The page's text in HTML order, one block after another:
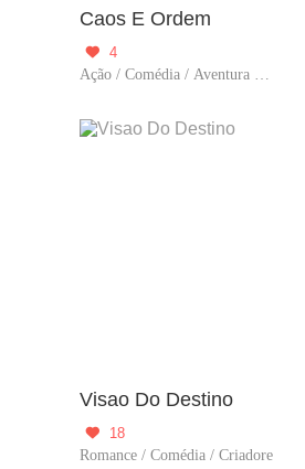
Caos E Ordem

4
Ação / Comédia / Aventura / Criadore
Visao Do Destino

18
Romance / Comédia / Criadore